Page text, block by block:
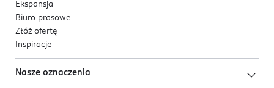
Ekspansja
Biuro prasowe
Złóż ofertę
Inspiracje
Nasze oznaczenia